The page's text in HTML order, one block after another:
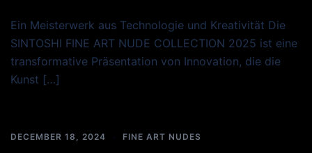
Ein Meisterwerk aus Technologie und Kreativität Die
SINTOSHI FINE ART NUDE COLLECTION 2025 ist eine
transformative Präsentation von Innovation, die die
Kunst […]
DECEMBER 18, 2024 FINE ART NUDES